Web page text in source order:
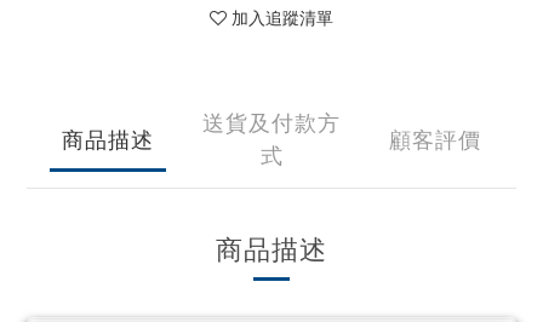
加入追蹤清單
商品描述
送貨及付款方
式
顧客評價
商品描述